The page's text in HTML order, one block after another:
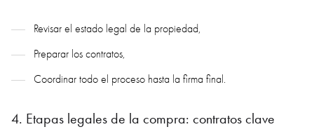
Revisar el estado legal de la propiedad,
Preparar los contratos,
Coordinar todo el proceso hasta la firma final.
4. Etapas legales de la compra: contratos clave